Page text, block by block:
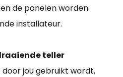
de panelen worden
installateur.
teller
jou gebruikt wordt,